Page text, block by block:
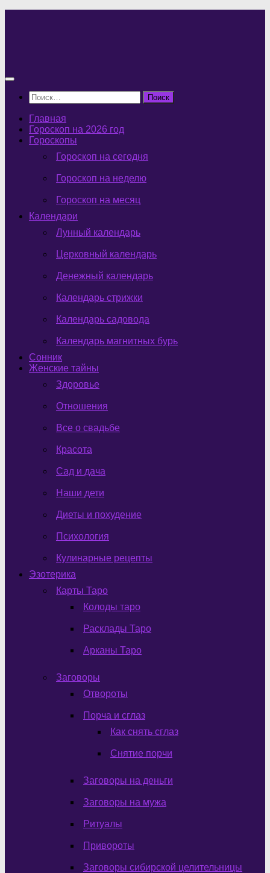
Найти:
Главная
Гороскоп на 2026 год
Гороскопы
Гороскоп на сегодня
Гороскоп на неделю
Гороскоп на месяц
Календари
Лунный календарь
Церковный календарь
Денежный календарь
Календарь стрижки
Календарь садовода
Календарь магнитных бурь
Сонник
Женские тайны
Здоровье
Отношения
Все о свадьбе
Красота
Сад и дача
Наши дети
Диеты и похудение
Психология
Кулинарные рецепты
Эзотерика
Карты Таро
Колоды таро
Расклады Таро
Арканы Таро
Заговоры
Отвороты
Порча и сглаз
Как снять сглаз
Снятие порчи
Заговоры на деньги
Заговоры на мужа
Ритуалы
Привороты
Заговоры сибирской целительницы